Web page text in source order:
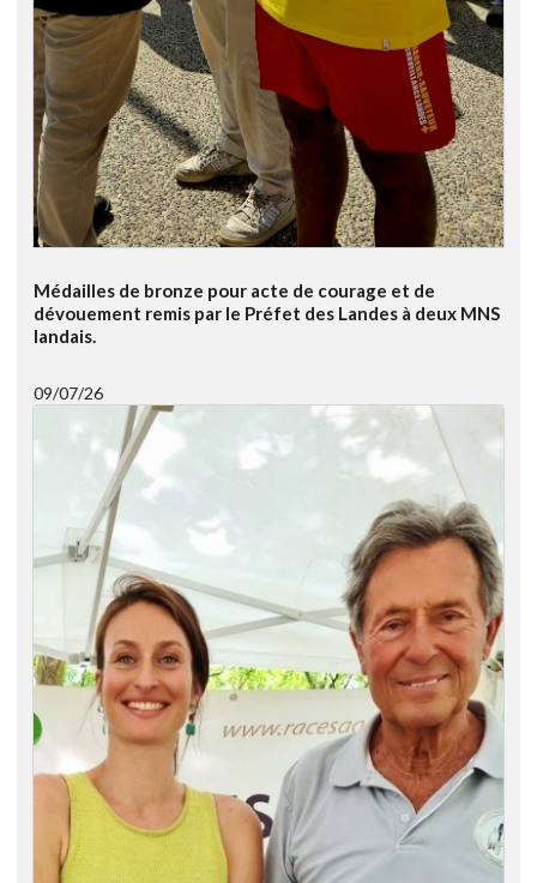
Médailles de bronze pour acte de courage et de
dévouement remis par le Préfet des Landes à deux MNS
landais.
09/07/26